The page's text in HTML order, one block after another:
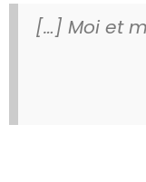
[…] Moi et